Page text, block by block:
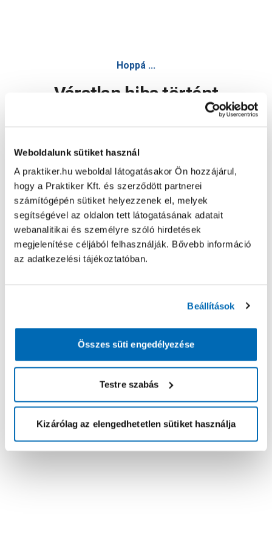
Weboldalunk sütiket használ
A praktiker.hu weboldal látogatásakor Ön hozzájárul,
hogy a Praktiker Kft. és szerződött partnerei
számítógépén sütiket helyezzenek el, melyek
segítségével az oldalon tett látogatásának adatait
webanalitikai és személyre szóló hirdetések
megjelenítése céljából felhasználják. Bővebb információ
az adatkezelési tájékoztatóban.
Beállítások
Összes süti engedélyezése
Testre szabás
Kizárólag az elengedhetetlen sütiket használja
Hoppá ...
Váratlan hiba történt
Oldal újratöltése